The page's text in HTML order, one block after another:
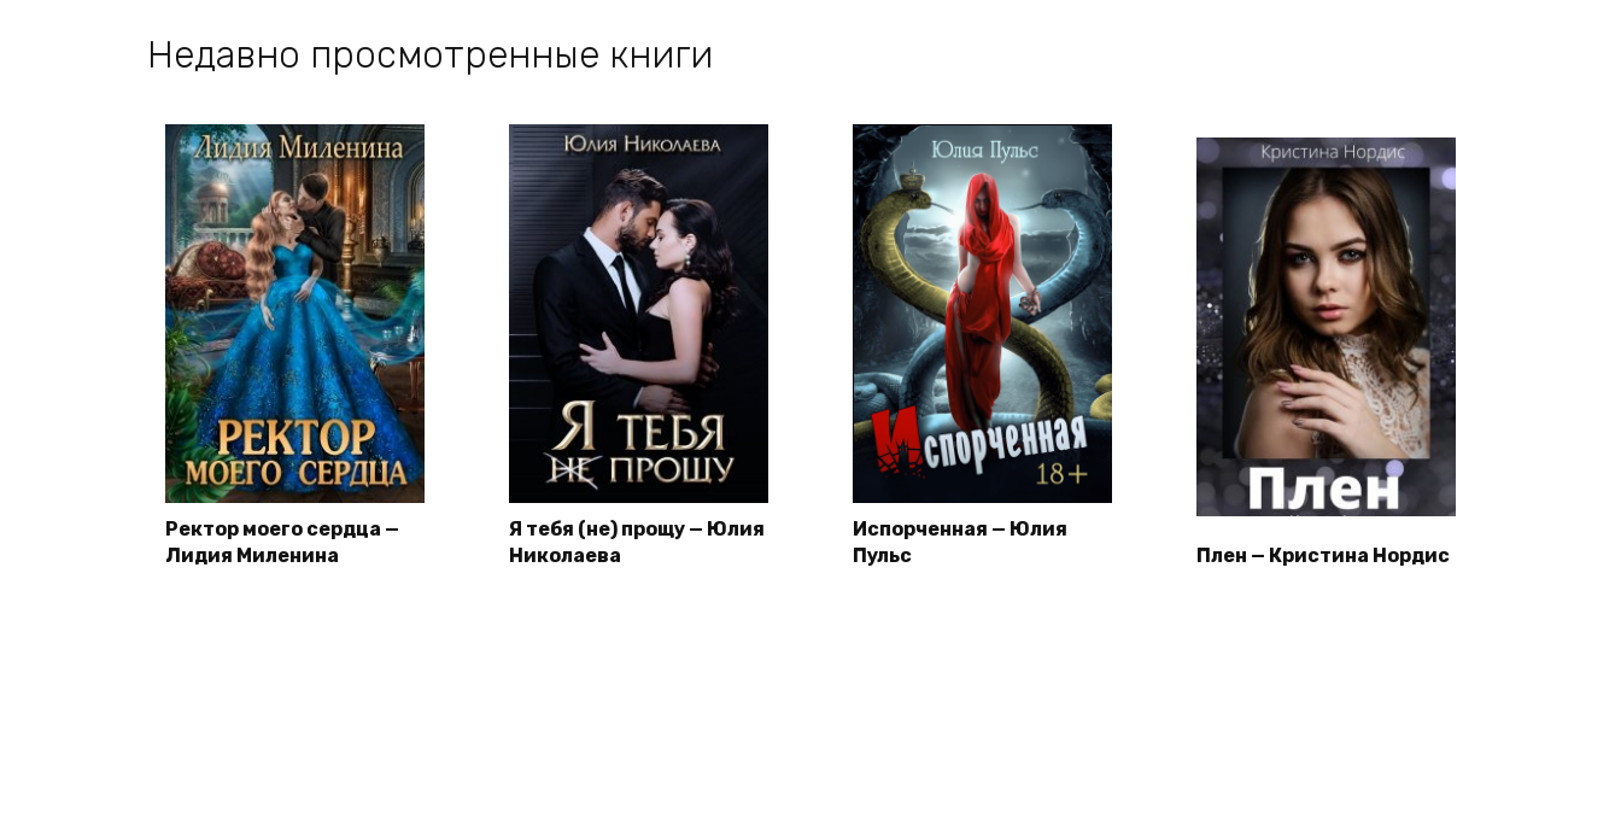
Недавно просмотренные книги
Ректор моего сердца —
Лидия Миленина
Я тебя (не) прощу — Юлия
Николаева
Испорченная — Юлия
Пульс
Плен — Кристина Нордис